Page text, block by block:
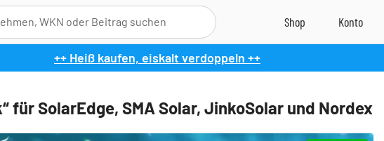
++ Heiß kaufen, eiskalt verdoppeln ++
für SolarEdge, SMA Solar, JinkoSolar und Nordex